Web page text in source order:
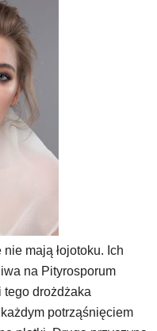
mają łojotoku. Ich
na Pityrosporum
drożdżaka
potrząśnięciem